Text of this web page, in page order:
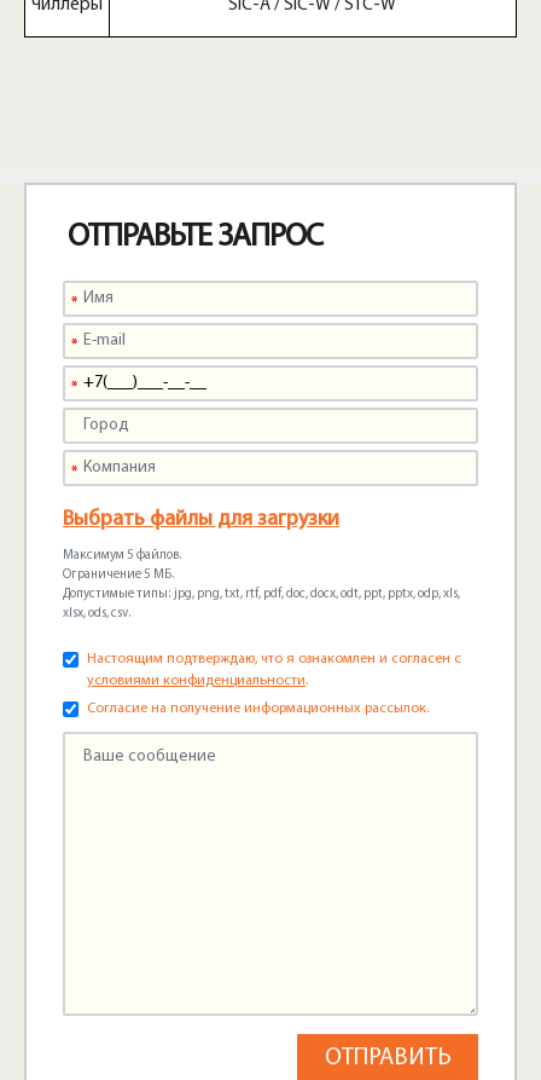
Чиллеры SIC-A / SIC-W / STC-W
ОТПРАВЬТЕ ЗАПРОС
Выбрать файлы для загрузки
Максимум 5 файлов.
Ограничение 5 МБ.
Допустимые типы: jpg, png, txt, rtf, pdf, doc, docx, odt, ppt, pptx, odp, xls,
xlsx, ods, csv.
Настоящим подтверждаю, что я ознакомлен и согласен с
условиями конфиденциальности.
Согласие на получение информационных рассылок.